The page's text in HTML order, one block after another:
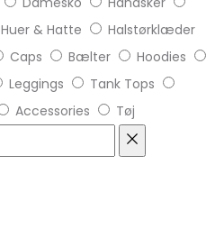
Huer & Hatte
Halstørklæder
Caps Bælter
Hoodies
Leggings
Tank Tops
Accessories Tøj